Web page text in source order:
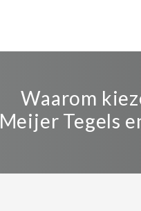
Waarom
Meijer Tegels